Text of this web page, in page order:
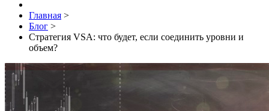
Главная >
Блог >
Стратегия VSA: что будет, если соединить уровни и
объем?